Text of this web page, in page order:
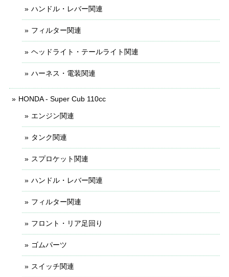
ハンドル・レバー関連
フィルター関連
ヘッドライト・テールライト関連
ハーネス・電装関連
HONDA - Super Cub 110cc
エンジン関連
タンク関連
スプロケット関連
ハンドル・レバー関連
フィルター関連
フロント・リア足回り
ゴムパーツ
スイッチ関連